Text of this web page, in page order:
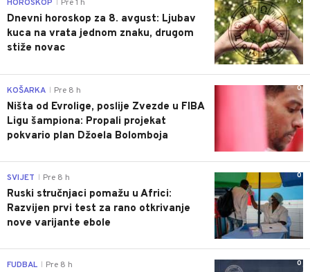
HOROSKOP Pre 1 h
Dnevni horoskop za 8. avgust: Ljubav
kuca na vrata jednom znaku, drugom
stiže novac
0
KOŠARKA Pre 8 h
Ništa od Evrolige, poslije Zvezde u FIBA
Ligu šampiona: Propali projekat
pokvario plan Džoela Bolomboja
0
SVIJET Pre 8 h
Ruski stručnjaci pomažu u Africi:
Razvijen prvi test za rano otkrivanje
nove varijante ebole
0
FUDBAL Pre 8 h